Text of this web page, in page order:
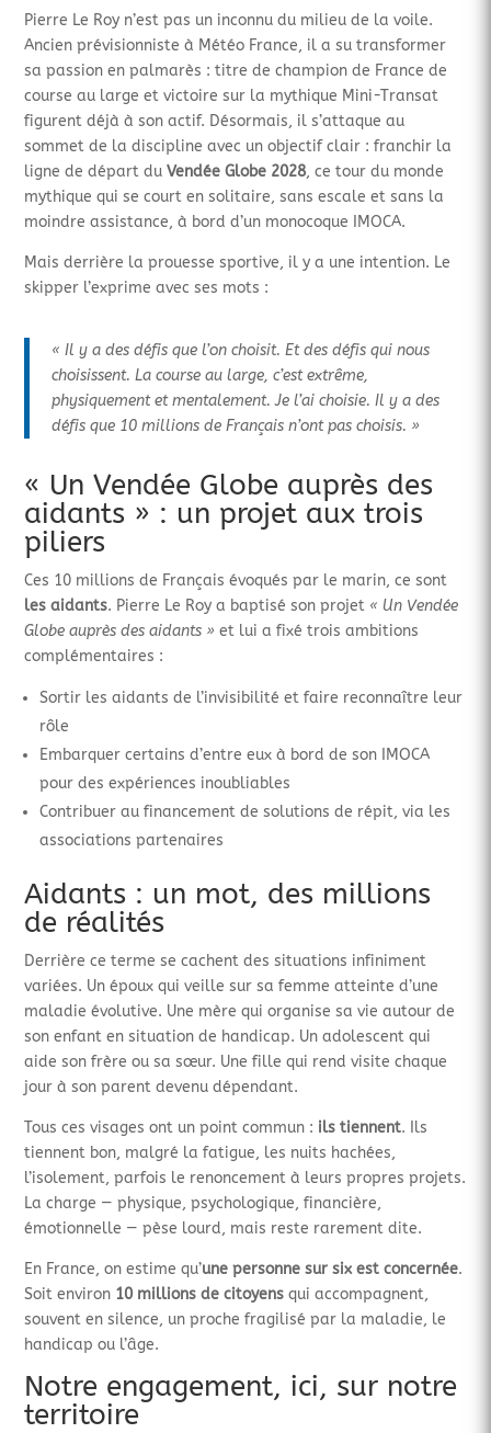
Pierre Le Roy n’est pas un inconnu du milieu de la voile.
Ancien prévisionniste à Météo France, il a su transformer
sa passion en palmarès : titre de champion de France de
course au large et victoire sur la mythique Mini-Transat
figurent déjà à son actif. Désormais, il s’attaque au
sommet de la discipline avec un objectif clair : franchir la
ligne de départ duVendée Globe 2028, ce tour du monde
mythique qui se court en solitaire, sans escale et sans la
moindre assistance, à bord d’un monocoque IMOCA.
Mais derrière la prouesse sportive, il y a une intention. Le
skipper l’exprime avec ses mots :
« Il y a des défis que l’on choisit. Et des défis qui nous
choisissent. La course au large, c’est extrême,
physiquement et mentalement. Je l’ai choisie. Il y a des
défis que 10 millions de Français n’ont pas choisis. »
« Un Vendée Globe auprès des
aidants » : un projet aux trois
piliers
Ces 10 millions de Français évoqués par le marin, ce sont
les aidants. Pierre Le Roy a baptisé son projet « Un Vendée
Globe auprès des aidants » et lui a fixé trois ambitions
complémentaires :
Sortir les aidants de l’invisibilité et faire reconnaître leur
rôle
Embarquer certains d’entre eux à bord de son IMOCA
pour des expériences inoubliables
Contribuer au financement de solutions de répit, via les
associations partenaires
Aidants : un mot, des millions
de réalités
Derrière ce terme se cachent des situations infiniment
variées. Un époux qui veille sur sa femme atteinte d’une
maladie évolutive. Une mère qui organise sa vie autour de
son enfant en situation de handicap. Un adolescent qui
aide son frère ou sa sœur. Une fille qui rend visite chaque
jour à son parent devenu dépendant.
Tous ces visages ont un point commun : ils tiennent. Ils
tiennent bon, malgré la fatigue, les nuits hachées,
l’isolement, parfois le renoncement à leurs propres projets.
La charge — physique, psychologique, financière,
émotionnelle — pèse lourd, mais reste rarement dite.
En France, on estime qu’une personne sur six est concernée.
Soit environ 10 millions de citoyens qui accompagnent,
souvent en silence, un proche fragilisé par la maladie, le
handicap ou l’âge.
Notre engagement, ici, sur notre
territoire